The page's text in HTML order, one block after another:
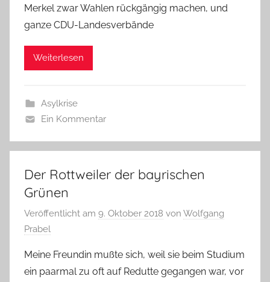
Merkel zwar Wahlen rückgängig machen, und
ganze CDU-Landesverbände
Weiterlesen
Asylkrise
Ein Kommentar
Der Rottweiler der bayrischen
Grünen
Veröffentlicht am 9. Oktober 2018 von Wolfgang
Prabel
Meine Freundin mußte sich, weil sie beim Studium
ein paarmal zu oft auf Redutte gegangen war, vor